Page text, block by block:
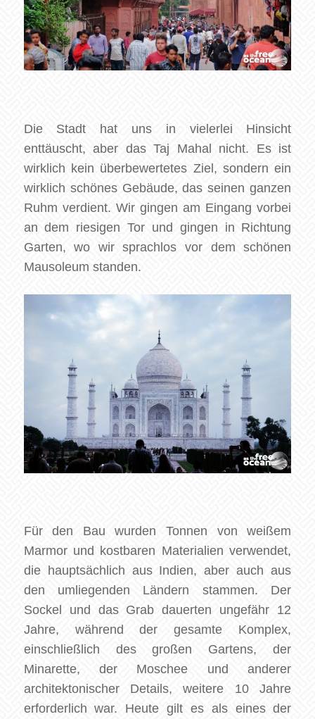
Die Stadt hat uns in vielerlei Hinsicht
enttäuscht, aber das Taj Mahal nicht. Es ist
wirklich kein überbewertetes Ziel, sondern ein
wirklich schönes Gebäude, das seinen ganzen
Ruhm verdient. Wir gingen am Eingang vorbei
an dem riesigen Tor und gingen in Richtung
Garten, wo wir sprachlos vor dem schönen
Mausoleum standen.
Für den Bau wurden Tonnen von weißem
Marmor und kostbaren Materialien verwendet,
die hauptsächlich aus Indien, aber auch aus
den umliegenden Ländern stammen. Der
Sockel und das Grab dauerten ungefähr 12
Jahre, während der gesamte Komplex,
einschließlich des großen Gartens, der
Minarette, der Moschee und anderer
architektonischer Details, weitere 10 Jahre
erforderlich war. Heute gilt es als eines der